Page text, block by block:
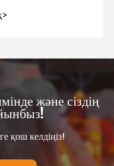
және сіздің
қош келдіңіз!